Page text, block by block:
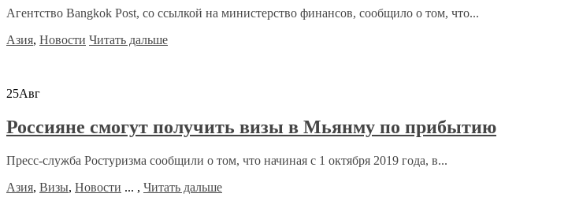
Агентство Bangkok Post, со ссылкой на министерство финансов, сообщило о том, что...
Азия, Новости Читать дальше
25Авг
Россияне смогут получить визы в Мьянму по прибытию
Пресс-служба Ростуризма сообщили о том, что начиная с 1 октября 2019 года, в...
Азия, Визы, Новости ... , Читать дальше